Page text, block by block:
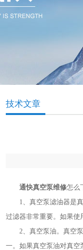
技术文章
通快真空泵维修怎么
1、真空泵滤油器是真
过滤器非常重要。如果使
2、真空泵油。真空泵
一。如果真空泵油对真空